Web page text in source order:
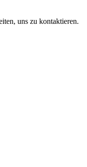
uns zu kontaktieren.